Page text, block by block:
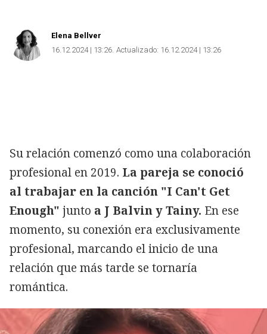
Elena Bellver
16.12.2024 | 13:26 Actualizado: 16.12.2024 | 13:26
Su relación comenzó como una colaboración
profesional en 2019. La pareja se conoció
al trabajar en la canción "I Can't Get
Enough" junto a J Balvin y Tainy. En ese
momento, su conexión era exclusivamente
profesional, marcando el inicio de una
relación que más tarde se tornaría
romántica.